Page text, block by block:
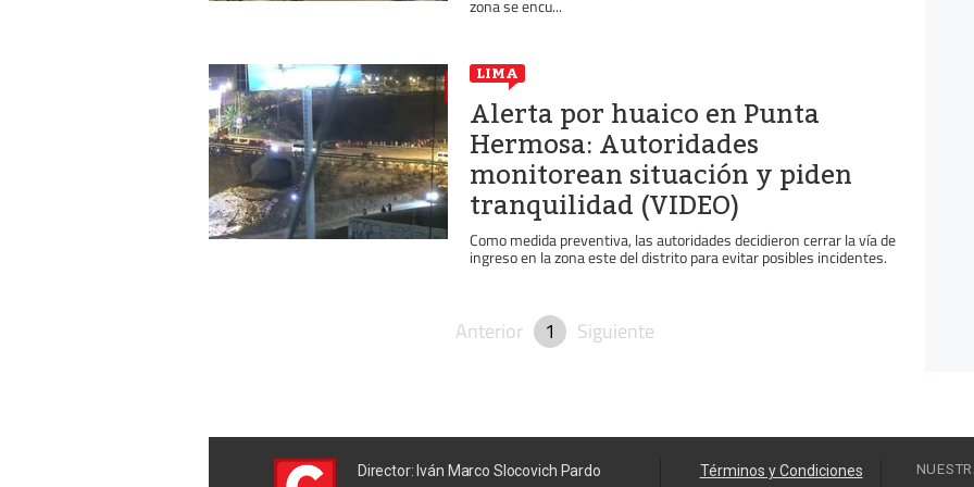
zona se encu...
LIMA
Alerta por huaico en Punta
Hermosa: Autoridades
monitorean situación y piden
tranquilidad (VIDEO)
Como medida preventiva, las autoridades decidieron cerrar la vía de
ingreso en la zona este del distrito para evitar posibles incidentes.
Anterior 1 Siguiente
Director: Iván Marco Slocovich Pardo Términos y Condiciones